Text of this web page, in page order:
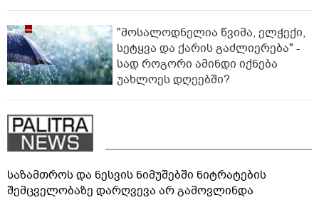
"მოსალოდნელია წვიმა, ელჭექი,
სეტყვა და ქარის გაძლიერება" -
სად როგორი ამინდი იქნება
უახლოეს დღეებში?
საზამთროს და ნესვის ნიმუშებში ნიტრატების
შემცველობაზე დარღვევა არ გამოვლინდა